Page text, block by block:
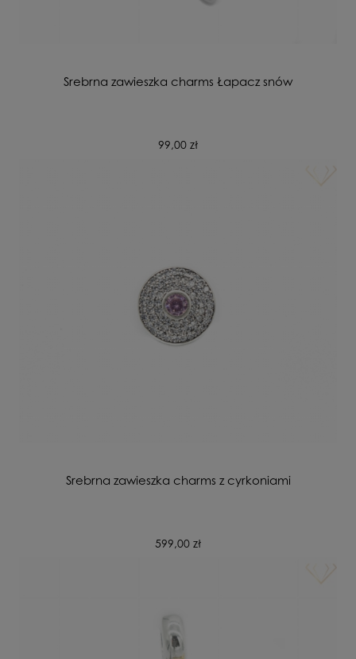
Srebrna zawieszka charms Łapacz snów
99,00 zł
Srebrna zawieszka charms z cyrkoniami
599,00 zł